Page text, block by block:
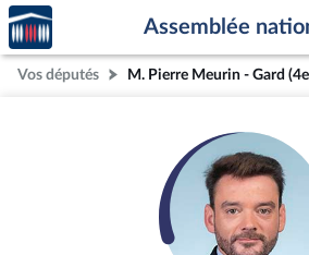
Aller au contenu
Aller en bas de la page
Accèder
à la
page
d'accueil
Assemblée
Vos députés